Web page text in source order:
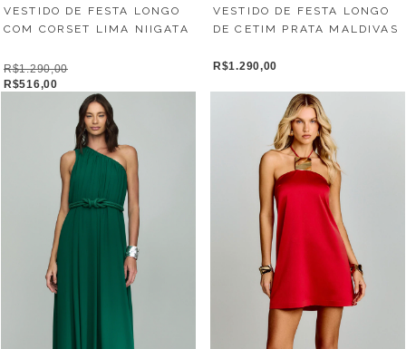
VESTIDO DE FESTA LONGO
COM CORSET LIMA NIIGATA
R$1.290,00
R$516,00
VESTIDO DE FESTA LONGO
DE CETIM PRATA MALDIVAS
R$1.290,00